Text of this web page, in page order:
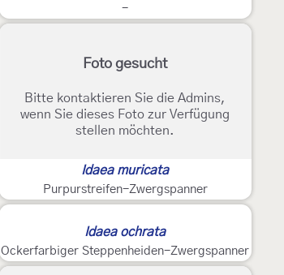
-
Foto gesucht
Bitte kontaktieren Sie die Admins,
wenn Sie dieses Foto zur Verfügung
stellen möchten.
Idaea muricata
Purpurstreifen-Zwergspanner
Idaea ochrata
Ockerfarbiger Steppenheiden-Zwergspanner